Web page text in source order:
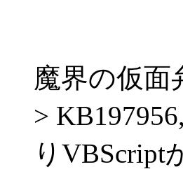
魔界の仮面
>
りVBScript